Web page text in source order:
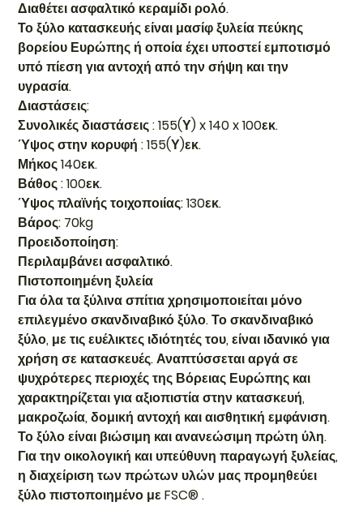
Διαθέτει ασφαλτικό κεραμίδι ρολό.
Το ξύλο κατασκευής είναι μασίφ ξυλεία πεύκης
βορείου Ευρώπης ή οποία έχει υποστεί εμποτισμό
υπό πίεση για αντοχή από την σήψη και την
υγρασία.
Διαστάσεις:
Συνολικές διαστάσεις : 155(Υ) x 140 x 100εκ.
Ύψος στην κορυφή : 155(Υ)εκ.
Μήκος 140εκ.
Βάθος : 100εκ.
Ύψος πλαϊνής τοιχοποιίας: 130εκ.
Βάρος: 70kg
Προειδοποίηση:
Περιλαμβάνει ασφαλτικό.
Πιστοποιημένη ξυλεία
Για όλα τα ξύλινα σπίτια χρησιμοποιείται μόνο
επιλεγμένο σκανδιναβικό ξύλο. Το σκανδιναβικό
ξύλο, με τις ευέλικτες ιδιότητές του, είναι ιδανικό για
χρήση σε κατασκευές. Αναπτύσσεται αργά σε
ψυχρότερες περιοχές της Βόρειας Ευρώπης και
χαρακτηρίζεται για αξιοπιστία στην κατασκευή,
μακροζωία, δομική αντοχή και αισθητική εμφάνιση.
Το ξύλο είναι βιώσιμη και ανανεώσιμη πρώτη ύλη.
Για την οικολογική και υπεύθυνη παραγωγή ξυλείας,
η διαχείριση των πρώτων υλών μας προμηθεύει
ξύλο πιστοποιημένο με FSC® .